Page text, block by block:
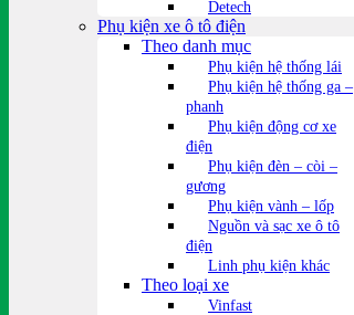
Detech
Phụ kiện xe ô tô điện
Theo danh mục
Phụ kiện hệ thống lái
Phụ kiện hệ thống ga –
phanh
Phụ kiện động cơ xe
điện
Phụ kiện đèn – còi –
gương
Phụ kiện vành – lốp
Nguồn và sạc xe ô tô
điện
Linh phụ kiện khác
Theo loại xe
Vinfast